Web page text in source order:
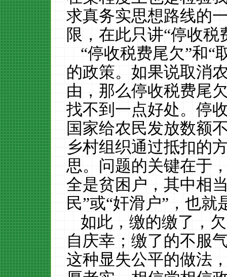
求真务实思想路线的
限，在此只讲“停收税
“停收税费尾欠”和“
的政策。如果说取消
由，那么停收税费尾
找不到一点好处。停
国家给农民发放数额
乡村组织通过抵扣的
思。问题的关键在于
全是贫困户，其中相
民”或“奸滑户”，也就
如此，缴的缴了，
自庆幸；缴了的不服
这种显失公平的做法